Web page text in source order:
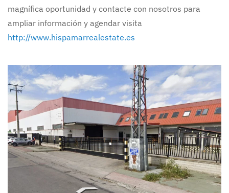
magnífica oportunidad y contacte con nosotros para
ampliar información y agendar visita
http://www.hispamarrealestate.es
Ampliar